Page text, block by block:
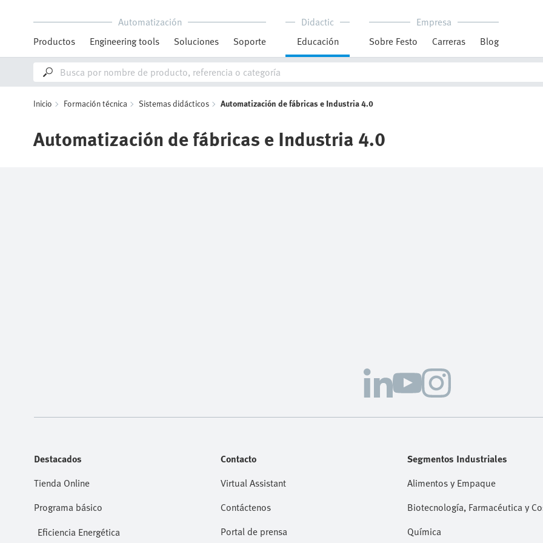
Automatización
Productos
Engineering tools Soluciones Soporte
Didactic
Educación
Empresa
Sobre Festo
Carreras Blog
Inicio Formación técnica Sistemas didácticos Automatización de fábricas e Industria 4.0
Automatización de fábricas e Industria 4.0
Destacados
Tienda Online
Programa básico
Eficiencia Energética
Contacto
Virtual Assistant
Contáctenos
Portal de prensa
Segmentos Industriales
Alimentos y Empaque
Biotecnología, Farmacéutica y
Química